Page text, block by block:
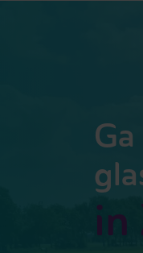
in